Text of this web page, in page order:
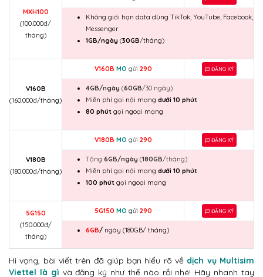
MXH100
(100.000đ/
tháng)
Không giới hạn data dùng TikTok, YouTube, Facebook,
Messenger
1GB/ngày (30GB/tháng)
V160B
(160.000đ/tháng)
V160B MO gửi 290 ĐĂNG KÝ
4GB/ngày (60GB/30 ngày)
Miễn phí gọi nội mạng dưới 10 phút
80 phút gọi ngoại mạng
V180B
(180.000đ/tháng)
V180B MO gửi 290 ĐĂNG KÝ
Tặng 6GB/ngày (180GB/tháng)
Miễn phí gọi nội mạng dưới 10 phút
100 phút gọi ngoại mạng
5G150
(150.000đ/
tháng)
5G150 MO gửi 290 ĐĂNG KÝ
6GB/ ngày (180GB/ tháng)
Hi vọng, bài viết trên đã giúp bạn hiểu rõ về dịch vụ Multisim
Viettel là gì và đăng ký như thế nào rồi nhé! Hãy nhanh tay